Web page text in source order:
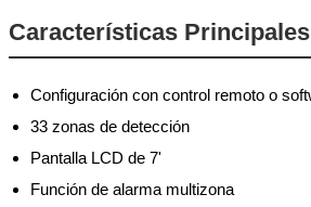
Características Principales
Configuración con control remoto o
33 zonas de detección
Pantalla LCD de 7'
Función de alarma multizona